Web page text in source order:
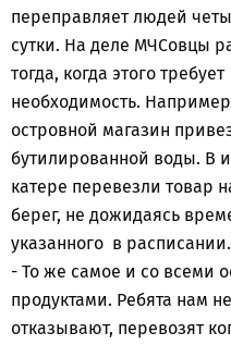
переправляет людей
сутки. На деле МЧСовцы
тогда, когда этого требует
необходимость.
островной магазин
бутилированной воды. В
катере перевезли товар
берег, не дожидаясь
указанного в расписании.
- То же самое и со всеми
продуктами. Ребята нам не
отказывают, перевозят